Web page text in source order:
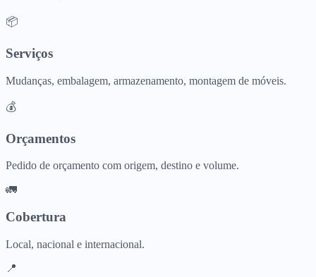
📦
Serviços
Mudanças, embalagem, armazenamento, montagem de móveis.
💰
Orçamentos
Pedido de orçamento com origem, destino e volume.
🚛
Cobertura
Local, nacional e internacional.
📍